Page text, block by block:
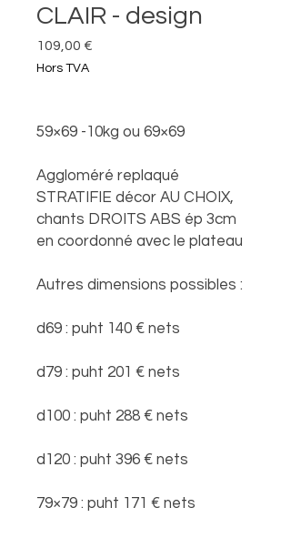
CLAIR - design
109,00 €
Hors TVA
59×69 -10kg ou 69×69
Aggloméré replaqué
STRATIFIE décor AU CHOIX,
chants DROITS ABS ép 3cm
en coordonné avec le plateau
Autres dimensions possibles :
d69 : puht 140 € nets
d79 : puht 201 € nets
d100 : puht 288 € nets
d120 : puht 396 € nets
79×79 : puht 171 € nets